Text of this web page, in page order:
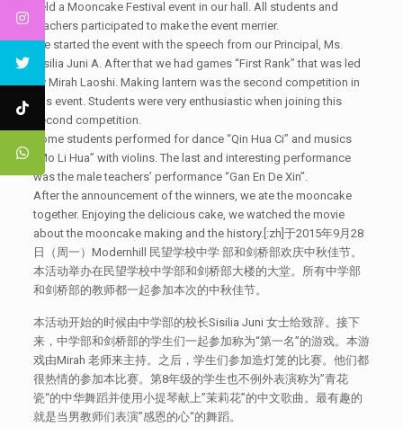
held a Mooncake Festival event in our hall. All students and
teachers participated to make the event merrier.
We started the event with the speech from our Principal, Ms.
Sisilia Juni A. After that we had games “First Rank” that was led
by Mirah Laoshi. Making lantern was the second competition in
this event. Students were very enthusiastic when joining this
second competition.
Some students performed for dance “Qin Hua Ci” and musics
“Mo Li Hua” with violins. The last and interesting performance
was the male teachers’ performance “Gan En De Xin”.
After the announcement of the winners, we ate the mooncake
together. Enjoying the delicious cake, we watched the movie
about the mooncake making and the history.[:zh]于2015年9月28
日（周一）Modernhill 民望学校中学 部和剑桥部欢庆中秋佳节。
本活动举办在民望学校中学部和剑桥部大楼的大堂。所有中学部
和剑桥部的教师都一起参加本次的中秋佳节。
本活动开始的时候由中学部的校长Sisilia Juni 女士给致辞。接下
来，中学部和剑桥部的学生们一起参加称为“第一名”的游戏。本游
戏由Mirah 老师来主持。之后，学生们参加造灯笼的比赛。他们都
很热情的参加本比赛。第8年级的学生也不例外表演称为”青花
瓷“的中华舞蹈并使用小提琴献上”茉莉花”的中文歌曲。最有趣的
就是当男教师们表演”感恩的心“的舞蹈。